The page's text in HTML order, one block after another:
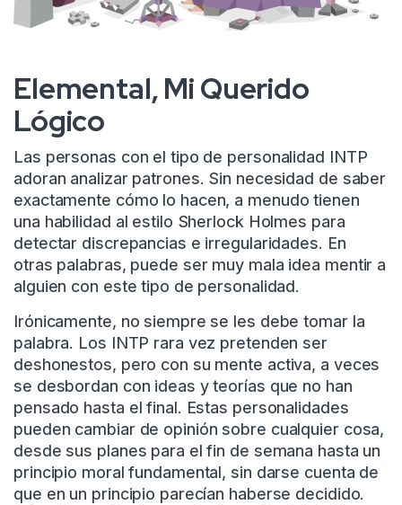
Elemental, Mi Querido
Lógico
Las personas con el tipo de personalidad INTP
adoran analizar patrones. Sin necesidad de saber
exactamente cómo lo hacen, a menudo tienen
una habilidad al estilo Sherlock Holmes para
detectar discrepancias e irregularidades. En
otras palabras, puede ser muy mala idea mentir a
alguien con este tipo de personalidad.
Irónicamente, no siempre se les debe tomar la
palabra. Los INTP rara vez pretenden ser
deshonestos, pero con su mente activa, a veces
se desbordan con ideas y teorías que no han
pensado hasta el final. Estas personalidades
pueden cambiar de opinión sobre cualquier cosa,
desde sus planes para el fin de semana hasta un
principio moral fundamental, sin darse cuenta de
que en un principio parecían haberse decidido.